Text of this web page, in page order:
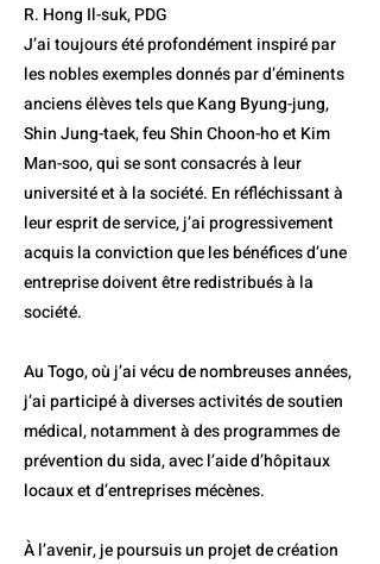
R. Hong Il-suk, PDG
J’ai toujours été profondément inspiré par
les nobles exemples donnés par d’éminents
anciens élèves tels que Kang Byung-jung,
Shin Jung-taek, feu Shin Choon-ho et Kim
Man-soo, qui se sont consacrés à leur
université et à la société. En réfléchissant à
leur esprit de service, j’ai progressivement
acquis la conviction que les bénéfices d’une
entreprise doivent être redistribués à la
société.
Au Togo, où j’ai vécu de nombreuses années,
j’ai participé à diverses activités de soutien
médical, notamment à des programmes de
prévention du sida, avec l’aide d’hôpitaux
locaux et d’entreprises mécènes.
À l’avenir, je poursuis un projet de création